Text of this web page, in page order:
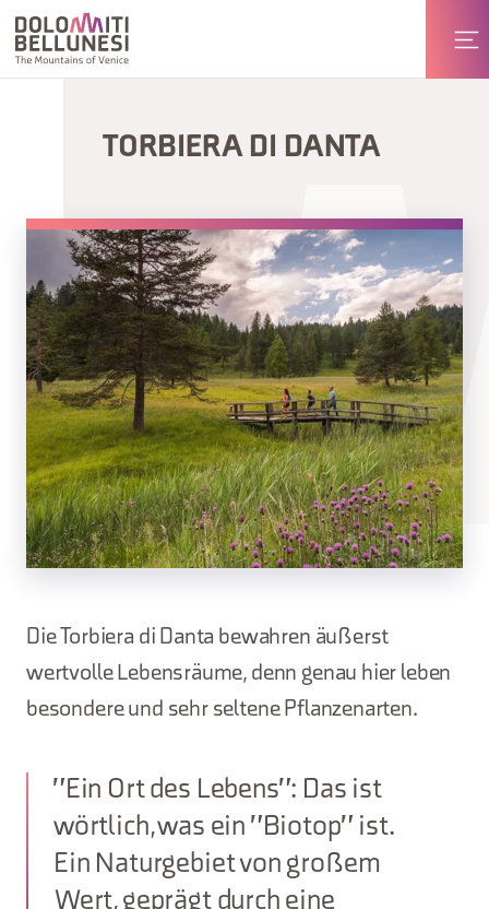
TORBIERA DI DANTA
Die Torbiera di Danta bewahren äußerst
wertvolle Lebensräume, denn genau hier leben
besondere und sehr seltene Pflanzenarten.
"Ein Ort des Lebens": Das ist
wörtlich, was ein "Biotop" ist.
Ein Naturgebiet von großem
Wert, geprägt durch eine